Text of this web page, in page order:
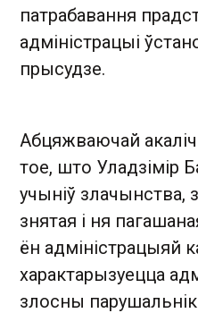
патрабавання
адміністрацыі
прысудзе.
Абцяжваючай
тое, што Уладзімір
учыніў злачынства,
знятая і ня
ён адміністрацыяй
характарызуецца
злосны